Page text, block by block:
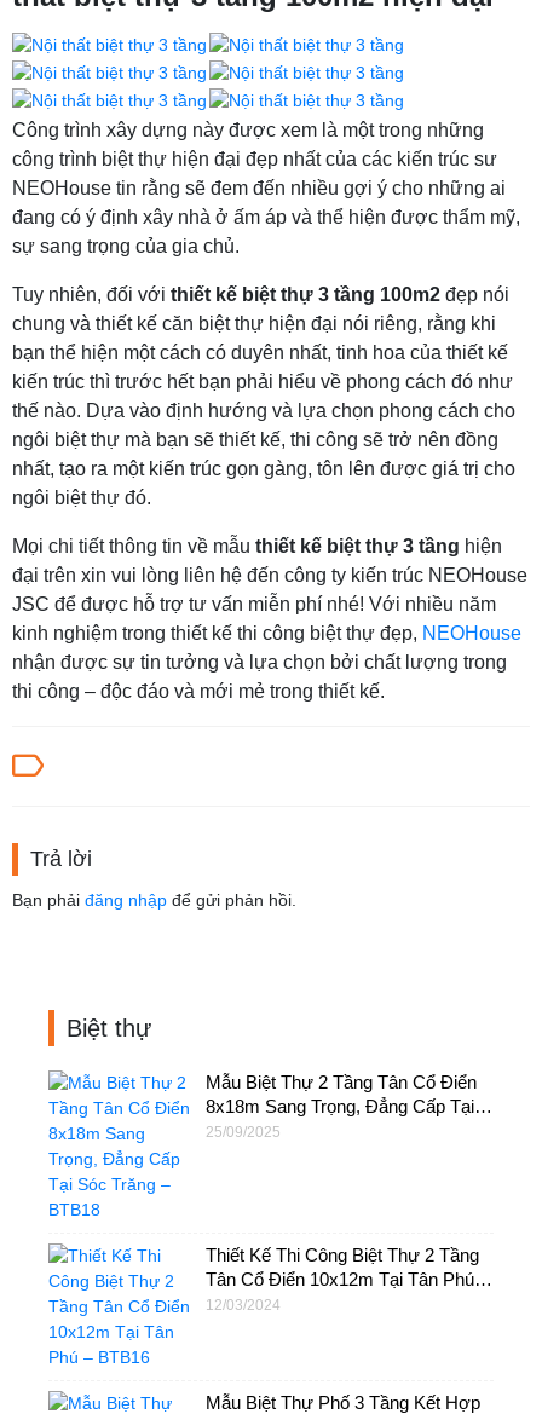
Công trình xây dựng này được xem là một trong những
công trình biệt thự hiện đại đẹp nhất của các kiến trúc sư
NEOHouse tin rằng sẽ đem đến nhiều gợi ý cho những ai
đang có ý định xây nhà ở ấm áp và thể hiện được thẩm mỹ,
sự sang trọng của gia chủ.
Tuy nhiên, đối với thiết kế biệt thự 3 tầng 100m2 đẹp nói
chung và thiết kế căn biệt thự hiện đại nói riêng, rằng khi
bạn thể hiện một cách có duyên nhất, tinh hoa của thiết kế
kiến trúc thì trước hết bạn phải hiểu về phong cách đó như
thế nào. Dựa vào định hướng và lựa chọn phong cách cho
ngôi biệt thự mà bạn sẽ thiết kế, thi công sẽ trở nên đồng
nhất, tạo ra một kiến trúc gọn gàng, tôn lên được giá trị cho
ngôi biệt thự đó.
Mọi chi tiết thông tin về mẫu thiết kế biệt thự 3 tầng hiện
đại trên xin vui lòng liên hệ đến công ty kiến trúc NEOHouse
JSC để được hỗ trợ tư vấn miễn phí nhé! Với nhiều năm
kinh nghiệm trong thiết kế thi công biệt thự đẹp, NEOHouse
nhận được sự tin tưởng và lựa chọn bởi chất lượng trong
thi công – độc đáo và mới mẻ trong thiết kế.
Trả lời
Bạn phải đăng nhập để gửi phản hồi.
Biệt thự
Mẫu Biệt Thự 2 Tầng Tân Cổ Điển
8x18m Sang Trọng, Đẳng Cấp Tại
Sóc Trăng – BTB18
25/09/2025
Thiết Kế Thi Công Biệt Thự 2 Tầng
Tân Cổ Điển 10x12m Tại Tân Phú –
BTB16
12/03/2024
Mẫu Biệt Thự Phố 3 Tầng Kết Hợp